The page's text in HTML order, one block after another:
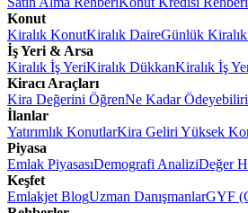
Konut
Kiralık KonutKiralık DaireGünlük
İş Yeri & Arsa
Kiralık İş YeriKiralık DükkanKiralık İş
Kiracı Araçları
Kira Değerini ÖğrenNe Kadar
İlanlar
Yatırımlık KonutlarKira Geliri Yüksek
Piyasa
Emlak PiyasasıDemografi AnaliziDeğer
Keşfet
Emlakjet BlogUzman DanışmanlarGYF